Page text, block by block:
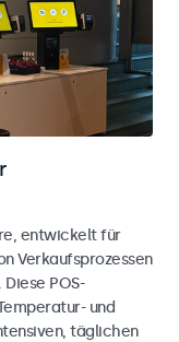
entwickelt für
Verkaufsprozessen
POS-
und
täglichen